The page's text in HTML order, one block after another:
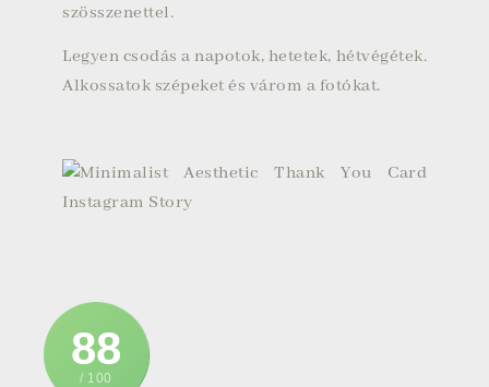
szösszenettel.
Legyen csodás a napotok, hetetek, hétvégétek.
Alkossatok szépeket és várom a fotókat.
88
/ 100